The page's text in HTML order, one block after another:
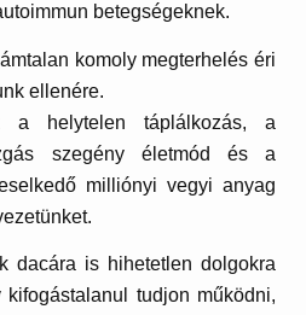
betegségeknek.
komoly megterhelés éri
ellenére.
helytelen táplálkozás, a
szegény életmód és a
milliónyi vegyi anyag
dacára is hihetetlen dolgokra
tudjon működni,